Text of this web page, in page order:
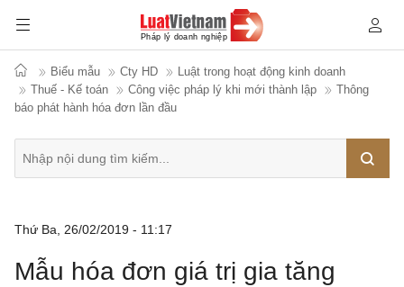
Biểu mẫu Cty HD
Luật trong hoạt động kinh doanh
Thuế - Kế toán
Công việc pháp lý khi mới thành lập
Thông
báo phát hành hóa đơn lần đầu
Thứ Ba, 26/02/2019 - 11:17
Mẫu hóa đơn giá trị gia tăng